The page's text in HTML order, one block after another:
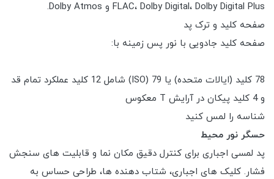
FLAC، Dolby Digital، Dolby Digital Plus و Dolby Atmos.
صفحه کلید و ترک پد
صفحه کلید جادویی با نور پس زمینه با:
78 کلید (ایالات متحده) یا 79 (ISO) شامل 12 کلید عملکرد تمام قد
و 4 کلید پیکان در آرایش T معکوس
شناسه را لمس کنید
حسگر نور محیط
پد لمسی اجباری برای کنترل دقیق مکان نما و قابلیت های سنجش
فشار. کلیک های اجباری، شتاب دهنده ها، طراحی حساس به